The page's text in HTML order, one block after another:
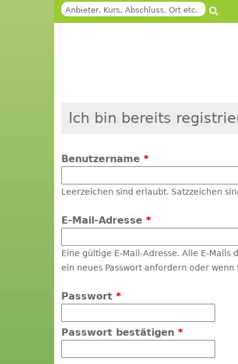
Suche
Ich bin bereits
Benutzername *
Leerzeichen sind erlaubt. Satzzeichen
E-Mail-Adresse *
Eine gültige E-Mail-Adresse. Alle E-
ein neues Passwort anfordern oder
Passwort *
Passwort bestätigen *